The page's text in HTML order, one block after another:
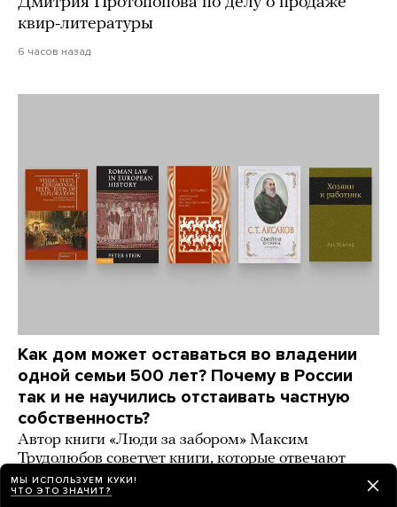
квир-литературы
6 часов назад
Как дом может оставаться во владении
одной семьи 500 лет? Почему в России
так и не научились отстаивать частную
собственность?
Автор книги «Люди за забором» Максим
Трудолюбов советует книги, которые отвечают
на эти вопросы
МЫ ИСПОЛЬЗУЕМ КУКИ!
ЧТО ЭТО ЗНАЧИТ?